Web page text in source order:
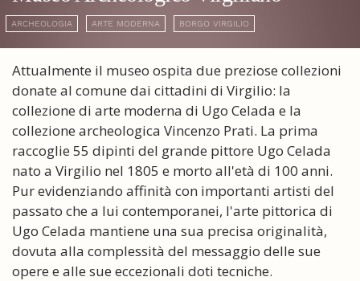
ARCHEOLOGIA ARTE MODERNA BORGO VIRGILIO
Attualmente il museo ospita due preziose collezioni
donate al comune dai cittadini di Virgilio: la
collezione di arte moderna di Ugo Celada e la
collezione archeologica Vincenzo Prati. La prima
raccoglie 55 dipinti del grande pittore Ugo Celada
nato a Virgilio nel 1805 e morto all'età di 100 anni.
Pur evidenziando affinità con importanti artisti del
passato che a lui contemporanei, l'arte pittorica di
Ugo Celada mantiene una sua precisa originalità,
dovuta alla complessità del messaggio delle sue
opere e alle sue eccezionali doti tecniche.